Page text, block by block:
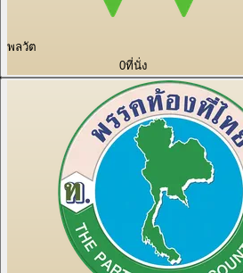
พลวัต
0ที่นั่ง